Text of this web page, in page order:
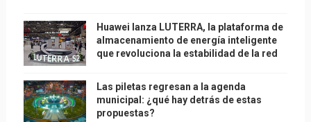
Huawei lanza LUTERRA, la plataforma de
almacenamiento de energía inteligente
que revoluciona la estabilidad de la red
Las piletas regresan a la agenda
municipal: ¿qué hay detrás de estas
propuestas?